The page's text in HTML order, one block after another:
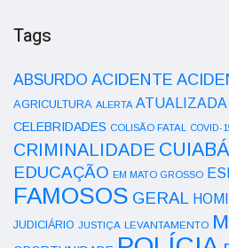
Tags
ABSURDO ACIDENTE
AGRICULTURA ALERTA ATUALIZADA
CELEBRIDADES COLISÃO FATAL COVID-
CRIMINALIDADE CUIABÁ
EDUCAÇÃO EM MATO GROSSO
FAMOSOS GERAL
JUDICIÁRIO JUSTIÇA LEVANTAMENTO